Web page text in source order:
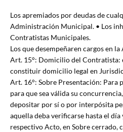
Los apremiados por deudas de
Administración Municipal. • Los
Contratistas Municipales.
Los que desempeñaren cargos en
Art. 15°: Domicilio del Contratista:
constituir domicilio legal en
Art. 16°: Sobre Presentación: Para
para que sea válida su
depositar por sí o por interpósita
aquella deba verificarse hasta el
respectivo Acto, en Sobre cerrado,